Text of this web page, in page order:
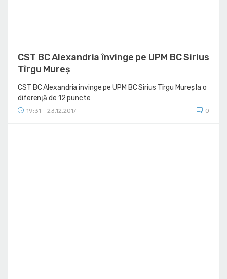
CST BC Alexandria învinge pe UPM BC Sirius
Tîrgu Mureș
CST BC Alexandria învinge pe UPM BC Sirius Tîrgu Mureș la o
diferenţă de 12 puncte
19:31 23.12.2017 0